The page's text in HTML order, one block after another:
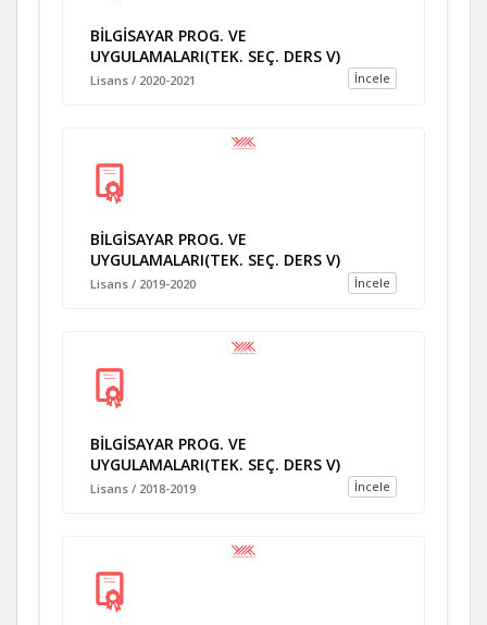
BİLGİSAYAR PROG. VE
UYGULAMALARI(TEK. SEÇ. DERS V)
İncele
Lisans / 2020-2021
BİLGİSAYAR PROG. VE
UYGULAMALARI(TEK. SEÇ. DERS V)
İncele
Lisans / 2019-2020
BİLGİSAYAR PROG. VE
UYGULAMALARI(TEK. SEÇ. DERS V)
İncele
Lisans / 2018-2019